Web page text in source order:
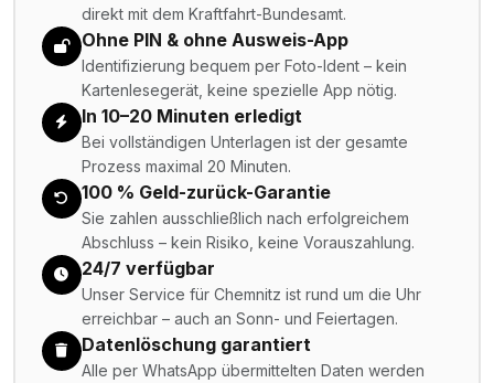
direkt mit dem Kraftfahrt-Bundesamt.
Ohne PIN & ohne Ausweis-App
Identifizierung bequem per Foto-Ident – kein
Kartenlesegerät, keine spezielle App nötig.
In 10–20 Minuten erledigt
Bei vollständigen Unterlagen ist der gesamte
Prozess maximal 20 Minuten.
100 % Geld-zurück-Garantie
Sie zahlen ausschließlich nach erfolgreichem
Abschluss – kein Risiko, keine Vorauszahlung.
24/7 verfügbar
Unser Service für Chemnitz ist rund um die Uhr
erreichbar – auch an Sonn- und Feiertagen.
Datenlöschung garantiert
Alle per WhatsApp übermittelten Daten werden